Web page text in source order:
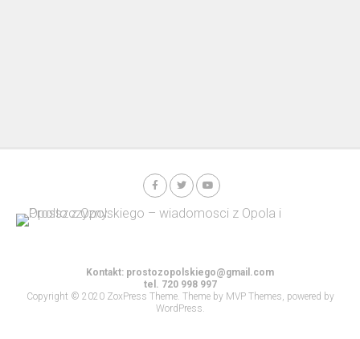
Kontakt: prostozopolskiego@gmail.com
tel. 720 998 997
Copyright © 2020 ZoxPress Theme. Theme by MVP Themes, powered by
WordPress.